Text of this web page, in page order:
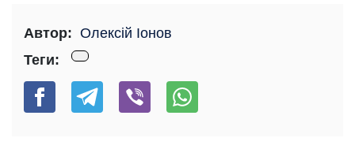
Автор: Олексій Іонов
Теги: